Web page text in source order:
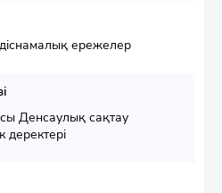
ережелер
Денсаулық сақтау
деректері